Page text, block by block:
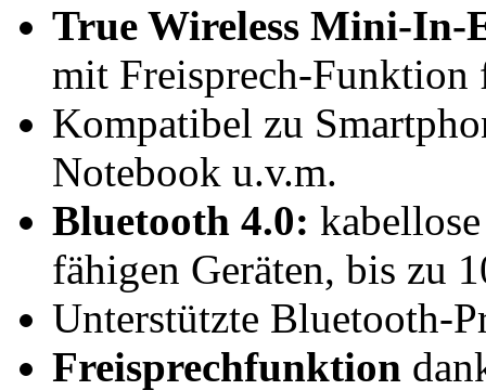
True Wireless Mini-In-
mit Freisprech-Funktion
Kompatibel zu
Notebook u.v.m.
Bluetooth 4.0:
fähigen Geräten, bis zu
Unterstützte Bluetooth-
Freisprechfunktion